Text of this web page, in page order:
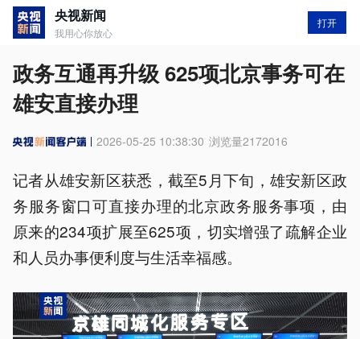
央视新闻
我用心你放心
打开
政务互通再升级 625项北京事务可在
雄安直接办理
2026-05-25 10:38:30 浏览量2172016
记者从雄安新区获悉，截至5月下旬，雄安新区政
务服务窗口可直接办理的北京政务服务事项，由
原来的234项扩展至625项，切实增强了疏解企业
和人员办事便利度与生活幸福感。